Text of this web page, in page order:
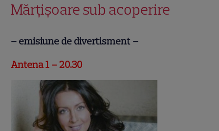
Mărţişoare sub acoperire
– emisiune de divertisment –
Antena 1 – 20.30